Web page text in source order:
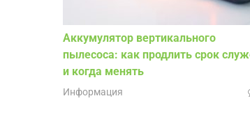
Аккумулятор вертикального
пылесоса: как продлить срок
и когда менять
Информация